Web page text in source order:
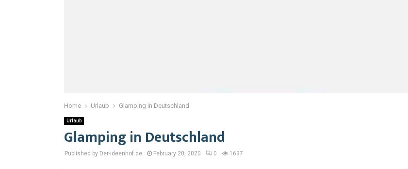
Home Urlaub Glamping in Deutschland
Urlaub
Glamping in Deutschland
Published by Der-ideenhof.de February 20, 2020 0 1637